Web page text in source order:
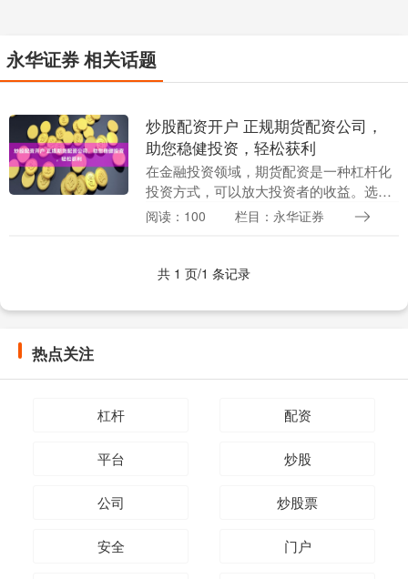
永华证券 相关话题
炒股配资开户 正规期货配资公司，
助您稳健投资，轻松获利
在金融投资领域，期货配资是一种杠杆化
投资方式，可以放大投资者的收益。选择
正规的期货配资公司至关重要，它能保障
阅读：100 栏目：永华证券
共 1 页/1 条记录
热点关注
杠杆 配资
平台 炒股
公司 炒股票
安全 门户